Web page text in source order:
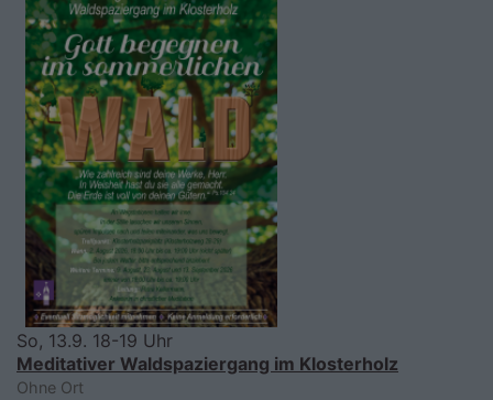
So, 13.9. 18-19 Uhr
Meditativer Waldspaziergang im Klosterholz
Ohne Ort